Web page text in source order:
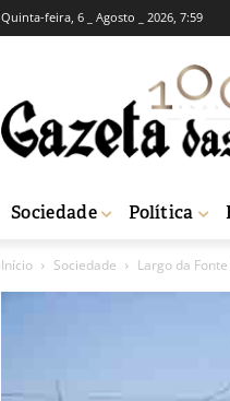
Quinta-feira, 6 _ Agosto _ 2026, 7:59
Sociedade Política
Início Sociedade Largo da